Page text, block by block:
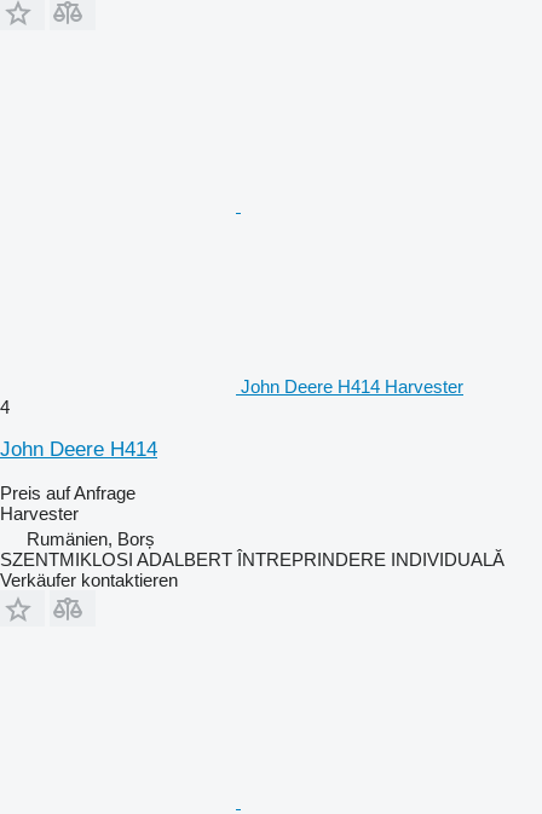
John Deere H414 Harvester
4
John Deere H414
Preis auf Anfrage
Harvester
Rumänien, Borș
SZENTMIKLOSI ADALBERT ÎNTREPRINDERE INDIVIDUALĂ
Verkäufer kontaktieren